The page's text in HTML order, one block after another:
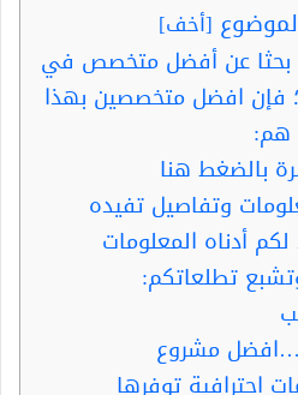
[أخف]
بحثا عن أفضل متخصص في
فإن افضل متخصصين بهذا
هم:
بالضغط هنا
وتفاصيل تفيده
أدناه المعلومات
تطلعاتكم:
مشروع
احترافية توفرها